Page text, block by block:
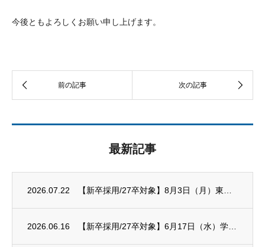
今後ともよろしくお願い申し上げます。
最新記事
2026.07.22
2026.06.16